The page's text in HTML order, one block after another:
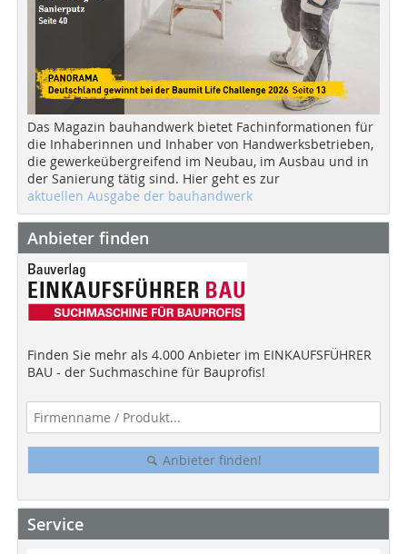
Das Magazin bauhandwerk bietet Fachinformationen für
die Inhaberinnen und Inhaber von Handwerksbetrieben,
die gewerkeübergreifend im Neubau, im Ausbau und in
der Sanierung tätig sind. Hier geht es zur
aktuellen Ausgabe der bauhandwerk
Anbieter finden
Finden Sie mehr als 4.000 Anbieter im EINKAUFSFÜHRER
BAU - der Suchmaschine für Bauprofis!
Anbieter finden!
Service